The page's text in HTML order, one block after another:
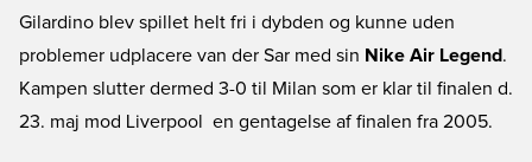
Gilardino blev spillet helt fri i dybden og kunne uden
problemer udplacere van der Sar med sin Nike Air Legend.
Kampen slutter dermed 3-0 til Milan som er klar til finalen d.
23. maj mod Liverpool  en gentagelse af finalen fra 2005.